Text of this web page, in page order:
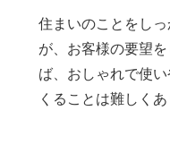
住まいのことをし
が、お客様の要望
ば、おしゃれで使
くることは難しくあ